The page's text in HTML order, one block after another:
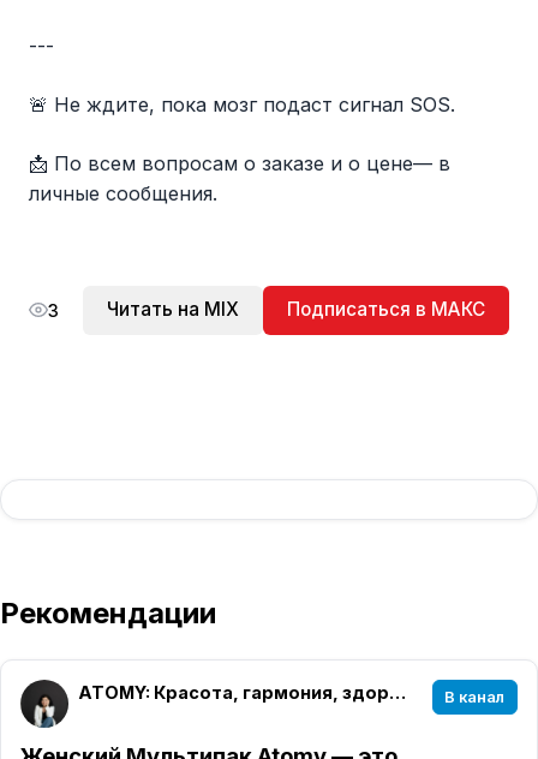
---
🚨 Не ждите, пока мозг подаст сигнал SOS.
📩 По всем вопросам о заказе и о цене— в
личные сообщения.
3 Читать на MIX Подписаться в МАКС
Рекомендации
ATOMY: Красота, гармония, здоровье В канал